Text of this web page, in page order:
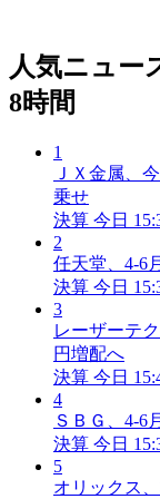
人気ニュー
8時間
1
ＪＸ金属、
乗せ
決算 今日
2
任天堂、4-6
決算 今日
3
レーザーテ
円増配へ
決算 今日
4
ＳＢＧ、4-6
決算 今日
5
オリックス